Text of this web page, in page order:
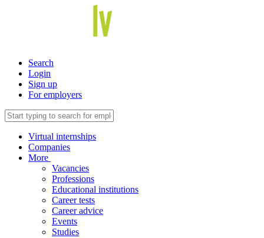
Search
Login
Sign up
For employers
Virtual internships
Companies
More
Vacancies
Professions
Educational institutions
Career tests
Career advice
Events
Studies